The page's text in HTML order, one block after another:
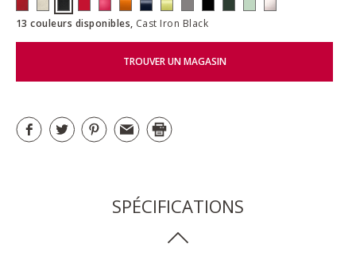
13 couleurs disponibles, Cast Iron Black
TROUVER UN MAGASIN
SPÉCIFICATIONS